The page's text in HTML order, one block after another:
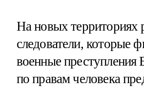
На новых территориях
следователи, которые
военные
по правам человека